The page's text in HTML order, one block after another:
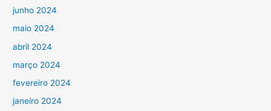
junho 2024
maio 2024
abril 2024
março 2024
fevereiro 2024
janeiro 2024